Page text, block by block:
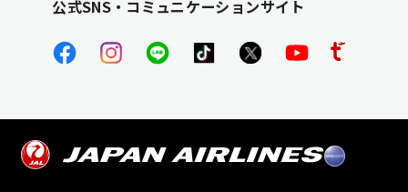
公式SNS・コミュニケーションサイト